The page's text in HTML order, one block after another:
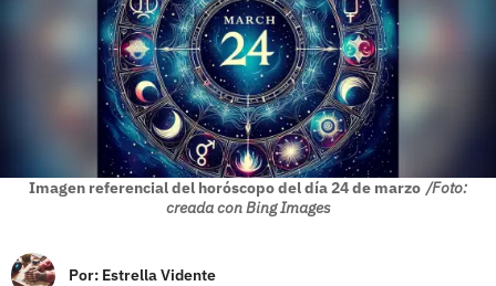
Imagen referencial del horóscopo del día 24 de marzo /Foto:
creada con Bing Images
Por: Estrella Vidente